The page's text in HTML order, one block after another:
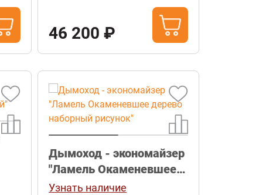
46 200 ₽
Дымоход - экономайзер
"Ламель Окаменевшее
дерево наборный
Узнать наличие